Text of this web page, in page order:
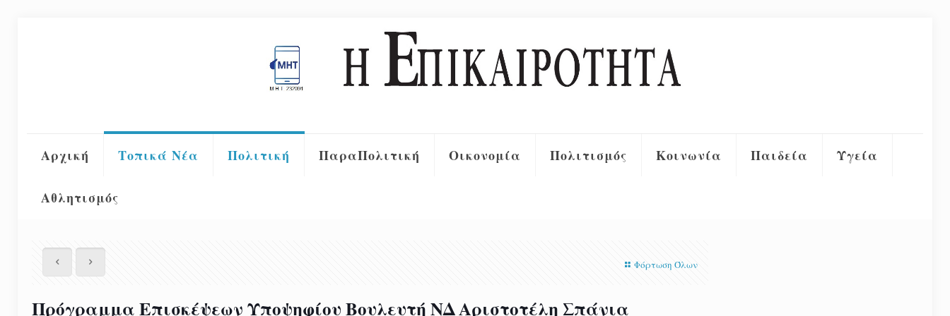
Αρχική Τοπικά Νέα Πολιτική ΠαραΠολιτική Οικονομία Πολιτισμός Κοινωνία Παιδεία Υγεία
Αθλητισμός
Φόρτωση Όλων
Πρόγραμμα Επισκέψεων Υποψηφίου Βουλευτή ΝΔ Αριστοτέλη Σπάνια